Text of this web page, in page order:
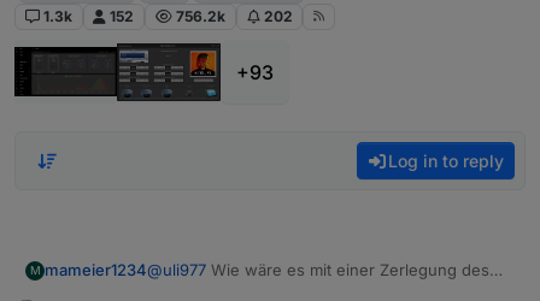
1.3k
152 756.2k 202
+93
Log in to reply
M mameier1234@uli977 Wie wäre es mit einer Zerlegung des